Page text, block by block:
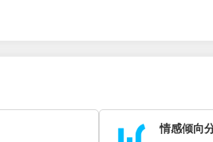
情感倾向